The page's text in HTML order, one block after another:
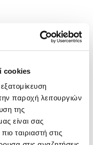
cookies
παροχή λειτουργιών
της
είναι σας
ταιριαστή στις